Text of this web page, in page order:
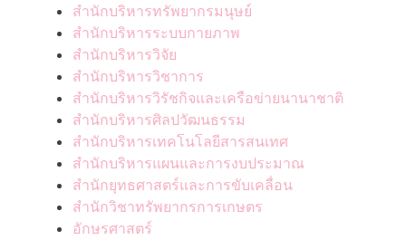
สำนักบริหารทรัพยากรมนุษย์
สำนักบริหารระบบกายภาพ
สำนักบริหารวิจัย
สำนักบริหารวิชาการ
สำนักบริหารวิรัชกิจและเครือข่ายนานาชาติ
สำนักบริหารศิลปวัฒนธรรม
สำนักบริหารเทคโนโลยีสารสนเทศ
สำนักบริหารแผนและการงบประมาณ
สำนักยุทธศาสตร์และการขับเคลื่อน
สำนักวิชาทรัพยากรการเกษตร
อักษรศาสตร์